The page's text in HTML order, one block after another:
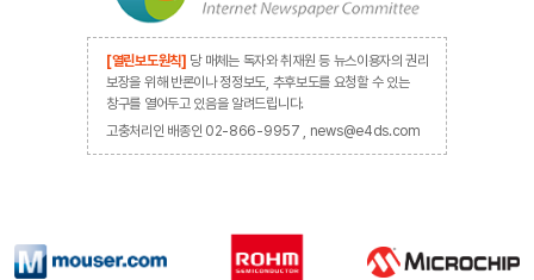
[열린보도원칙] 당 매체는 독자와 취재원 등 뉴스이용자의 권리
보장을 위해 반론이나 정정보도, 추후보도를 요청할 수 있는
창구를 열어두고 있음을 알려드립니다.
고충처리인 배종인 02-866-9957 , news@e4ds.com